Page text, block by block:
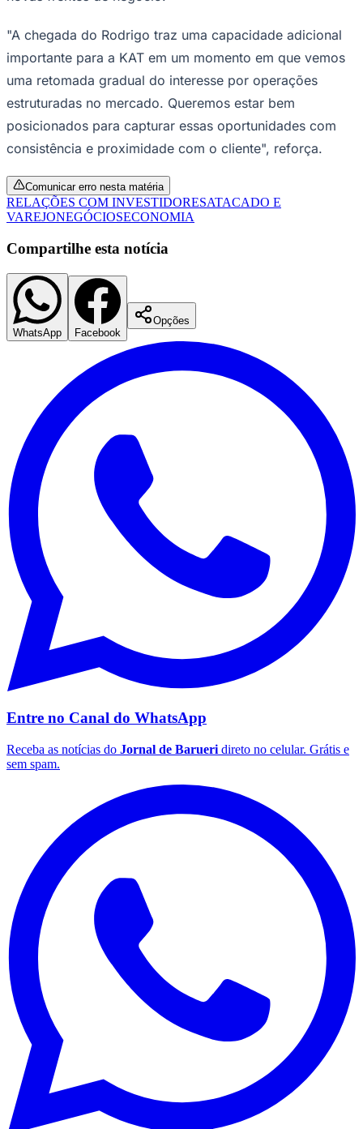
Juventude
Ceará
Goiás
uma retomada gradual do interesse por operações
estruturadas no mercado. Queremos estar bem
posicionados para capturar essas oportunidades com
consistência e proximidade com o cliente", reforça.
Comunicar erro nesta matéria
VAREJONEGÓCIOSECONOMIA
Compartilhe esta notícia
WhatsApp Facebook
Entre no Canal doWhatsApp
Receba as notícias doJornal de Barueri
sem spam.
Seguir Canal